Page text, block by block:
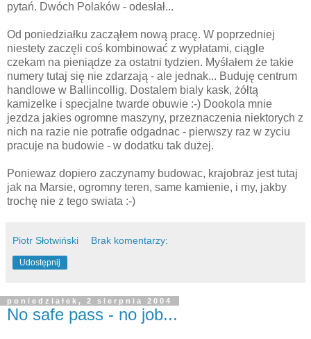
pytań. Dwóch Polaków - odesłał...
Od poniedziałku zacząłem nową pracę. W poprzedniej
niestety zaczęli coś kombinować z wypłatami, ciągle
czekam na pieniądze za ostatni tydzien. Myśłałem że takie
numery tutaj się nie zdarzają - ale jednak... Buduję centrum
handlowe w Ballincollig. Dostalem bialy kask, żółtą
kamizelke i specjalne twarde obuwie :-) Dookola mnie
jezdza jakies ogromne maszyny, przeznaczenia niektorych z
nich na razie nie potrafie odgadnac - pierwszy raz w zyciu
pracuje na budowie - w dodatku tak dużej.
Poniewaz dopiero zaczynamy budowac, krajobraz jest tutaj
jak na Marsie, ogromny teren, same kamienie, i my, jakby
trochę nie z tego swiata :-)
Piotr Słotwiński Brak komentarzy:
Udostępnij
poniedziałek, 2 sierpnia 2004
No safe pass - no job...